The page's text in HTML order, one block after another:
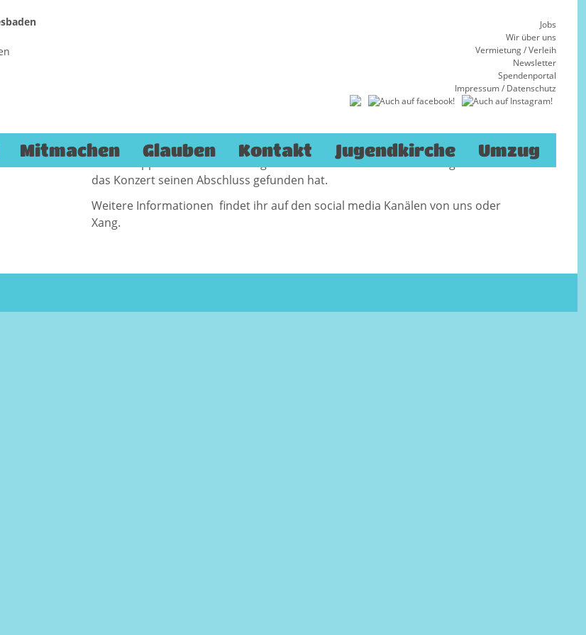
Jobs
Wir über uns
Vermietung / Verleih
Newsletter
Spendenportal
Impressum/ Datenschutz
Mitmachen Glauben Kontakt Jugendkirche Umzug
Am 11. Mai um 19 Uhr fand in der Maria-Hilf-Kirche in Wiesbaden das
nach dem anderen und lockte die Besuchenden zum mit tanzen und klatschen.
Nach knapp 2 Stunden Konzert gab es noch die ein oder andere Zugabe bevor
das Konzert seinen Abschluss gefunden hat.
Weitere Informationen findet ihr auf den social media Kanälen von uns oder
Xang.